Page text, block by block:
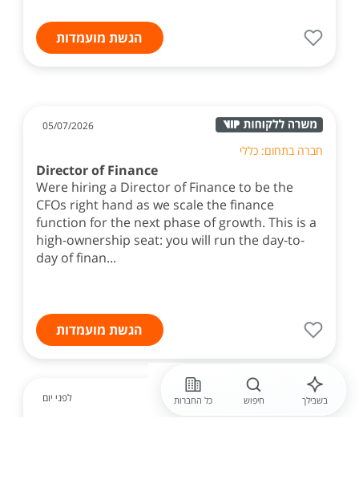
הגשת מועמדות
05/07/2026
חברה בתחום: כללי
Director of Finance
Were hiring a Director of Finance to be the
CFOs right hand as we scale the finance
function for the next phase of growth. This is a
high-ownership seat: you will run the day-to-
day of finan...
הגשת מועמדות
לפני יום בשבילך חיפוש כל החברות